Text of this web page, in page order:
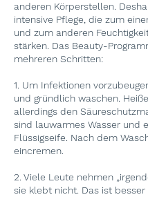
anderen Körperstellen.
intensive Pflege, die zum
und zum anderen
stärken. Das Beauty-
mehreren Schritten:
1. Um Infektionen
und gründlich waschen.
allerdings den
sind lauwarmes Wasser und
Flüssigseife. Nach dem
eincremen.
2. Viele Leute nehmen
sie klebt nicht. Das ist besser